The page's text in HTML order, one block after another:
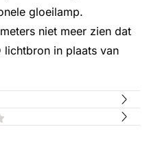
gloeilamp.
niet meer zien dat
lichtbron in plaats van